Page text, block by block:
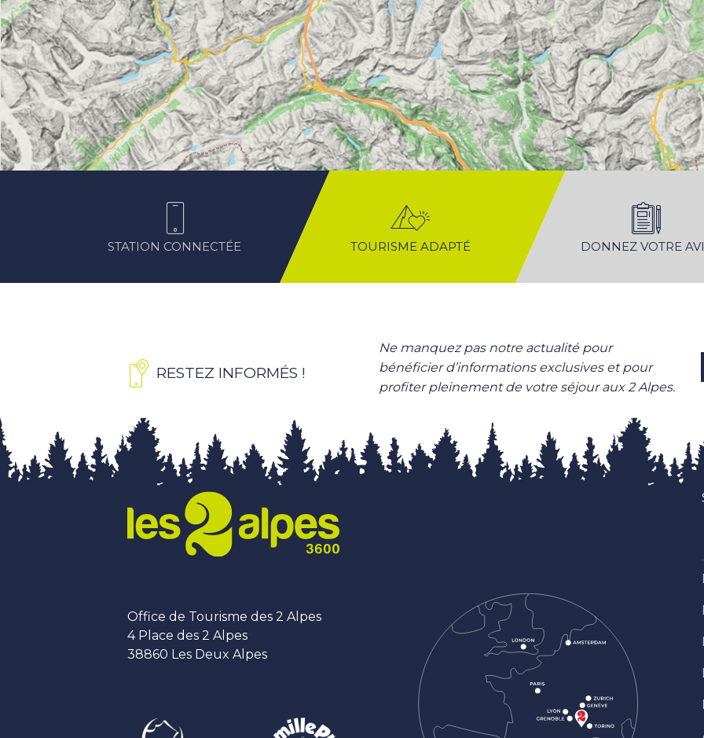
STATION CONNECTÉE TOURISME ADAPTÉ DONNEZ VOTRE
RESTEZ INFORMÉS !
Ne manquez pas notre actualité pour
bénéficier d’informations exclusives et pour
profiter pleinement de votre séjour aux 2 Alpes.
Office de Tourisme des 2 Alpes
4 Place des 2 Alpes
38860 Les Deux Alpes